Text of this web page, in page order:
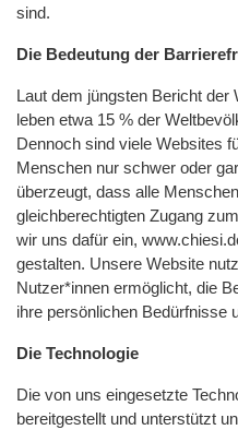
sind.
Die Bedeutung der
Laut dem jüngsten Bericht der
leben etwa 15 % der
Dennoch sind viele Websites
Menschen nur schwer oder
überzeugt, dass alle
gleichberechtigten Zugang
wir uns dafür ein,
gestalten. Unsere Website
Nutzer*innen ermöglicht, die
ihre persönlichen Bedürfnisse
Die Technologie
Die von uns eingesetzte
bereitgestellt und unterstützt